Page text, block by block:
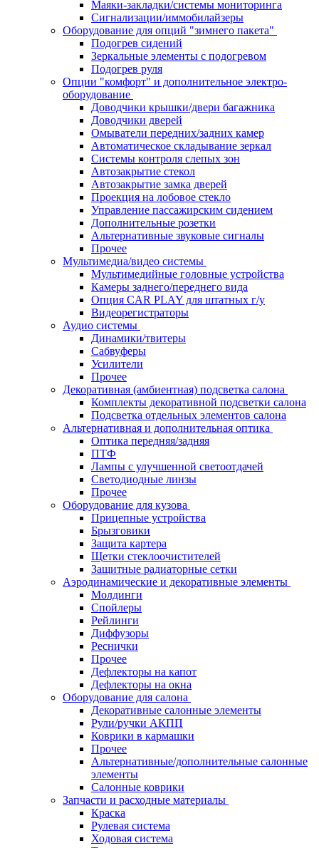
Маяки-закладки/системы мониторинга
Сигнализации/иммобилайзеры
Оборудование для опций "зимнего пакета"
Подогрев сидений
Зеркальные элементы с подогревом
Подогрев руля
Опции "комфорт" и дополнительное электро-
оборудование
Доводчики крышки/двери багажника
Доводчики дверей
Омыватели передних/задних камер
Автоматическое складывание зеркал
Системы контроля слепых зон
Автозакрытие стекол
Автозакрытие замка дверей
Проекция на лобовое стекло
Управление пассажирским сидением
Дополнительные розетки
Альтернативные звуковые сигналы
Прочее
Мультимедиа/видео системы
Мультимедийные головные устройства
Камеры заднего/переднего вида
Опция CAR PLAY для штатных г/у
Видеорегистраторы
Аудио системы
Динамики/твитеры
Сабвуферы
Усилители
Прочее
Декоративная (амбиентная) подсветка салона
Комплекты декоративной подсветки салона
Подсветка отдельных элементов салона
Альтернативная и дополнительная оптика
Оптика передняя/задняя
ПТФ
Лампы с улучшенной светоотдачей
Светодиодные линзы
Прочее
Оборудование для кузова
Прицепные устройства
Брызговики
Защита картера
Щетки стеклоочистителей
Защитные радиаторные сетки
Аэродинамические и декоративные элементы
Молдинги
Спойлеры
Рейлинги
Диффузоры
Реснички
Прочее
Дефлекторы на капот
Дефлекторы на окна
Оборудование для салона
Декоративные салонные элементы
Рули/ручки АКПП
Коврики в кармашки
Прочее
Альтернативные/дополнительные салонные
элементы
Салонные коврики
Запчасти и расходные материалы
Краска
Рулевая система
Ходовая система